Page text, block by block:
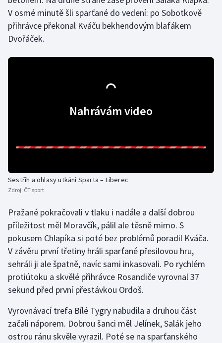
Jezdectví
Judo
Motorsport
Parasport
Plavání
Plážový volejbal
Ragby
Rychlobruslení
Rychlostní kanoistika
Short track
V osmé minutě šli sparťané do vedení: po Sobotkově
přihrávce překonal Kváču bekhendovým blafákem
Dvořáček.
Nahrávám video
Sestřih a ohlasy utkání Sparta – Liberec
Zdroj: ČT sport
Pražané pokračovali v tlaku i nadále a další dobrou
příležitost měl Moravčík, pálil ale těsně mimo. S
pokusem Chlapíka si poté bez problémů poradil Kváča.
V závěru první třetiny hráli sparťané přesilovou hru,
sehráli ji ale špatně, navíc sami inkasovali. Po rychlém
protiútoku a skvělé přihrávce Rosandiče vyrovnal 37
sekund před první přestávkou Ordoš.
Vyrovnávací trefa Bílé Tygry nabudila a druhou část
začali náporem. Dobrou šanci měl Jelínek, Salák jeho
ostrou ránu skvěle vyrazil. Poté se na sparťanského